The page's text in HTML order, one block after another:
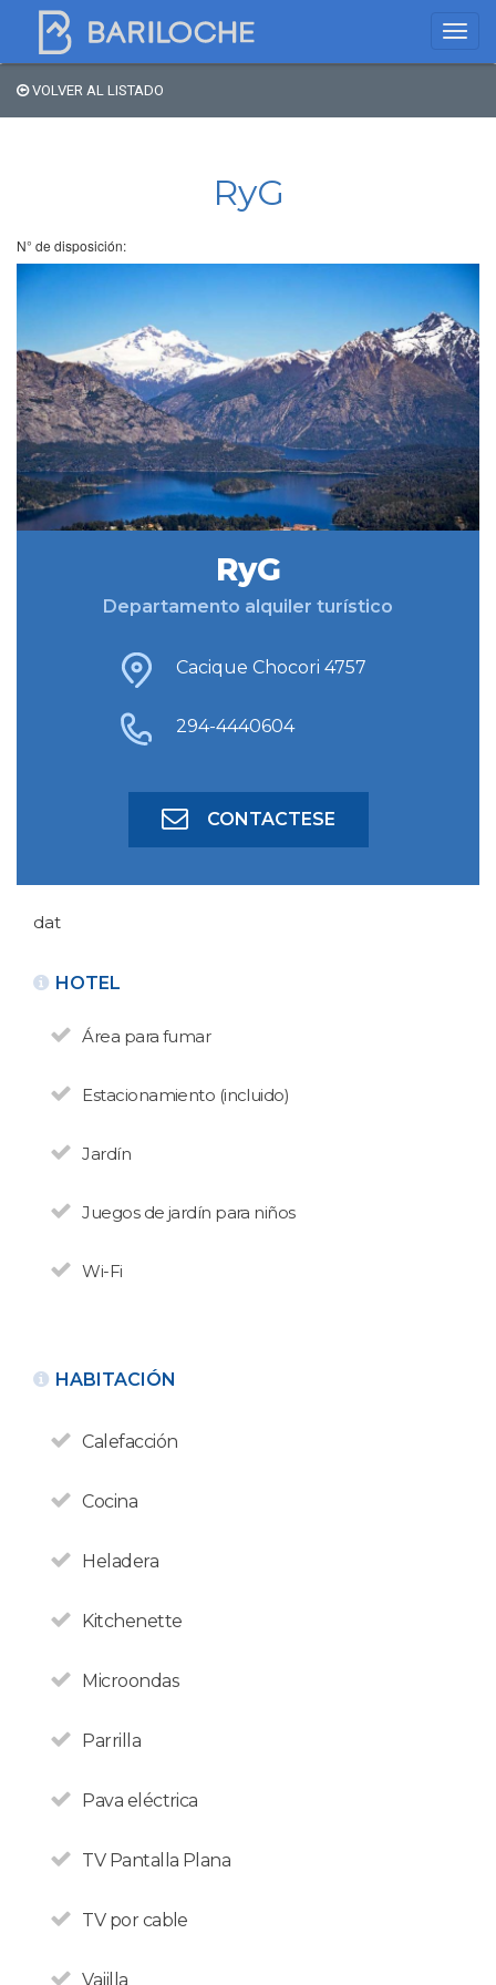
Bariloche
Tipo de alojamiento
Estrellas
Zona
BUSCAR ALOJAMIENTO
VOLVER
VOLVER AL LISTADO
RyG
N° de disposición:
RyG
Departamento alquiler turístico
Cacique Chocori 4757
294-4440604
CONTACTESE
dat
HOTEL
Área para fumar
Estacionamiento (incluido)
Jardín
Juegos de jardín para niños
Wi-Fi
HABITACIÓN
Calefacción
Cocina
Heladera
Kitchenette
Microondas
Parrilla
Pava eléctrica
TV Pantalla Plana
TV por cable
Vajilla